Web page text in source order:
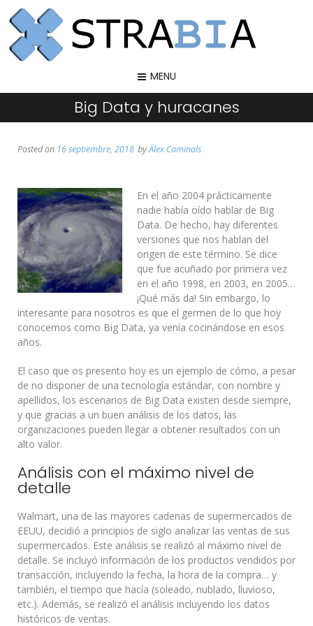
MENU
Big Data y huracanes
Posted on 16 septiembre, 2018 byÀlex Caminals
En el año 2004 prácticamente
nadie había oído hablar de Big
Data. De hecho, hay diferentes
versiones que nos hablan del
origen de este término. Se dice
que fue acuñado por primera vez
en el año 1998, en 2003, en 2005…
¡Qué más da! Sin embargo, lo
interesante para nosotros es que el germen de lo que hoy
conocemos como Big Data, ya venía cocinándose en esos
años.
El caso que os presento hoy es un ejemplo de cómo, a pesar
de no disponer de una tecnología estándar, con nombre y
apellidos, los escenarios de Big Data existen desde siempre,
y que gracias a un buen análisis de los datos, las
organizaciones pueden llegar a obtener resultados con un
alto valor.
Análisis con el máximo nivel de
detalle
Walmart, una de las mayores cadenas de supermercados de
EEUU, decidió a principios de siglo analizar las ventas de sus
supermercados. Este análisis se realizó al máximo nivel de
detalle. Se incluyó información de los productos vendidos por
transacción, incluyendo la fecha, la hora de la compra… y
también, el tiempo que hacía (soleado, nublado, lluvioso,
etc.). Además, se realizó el análisis incluyendo los datos
históricos de ventas.